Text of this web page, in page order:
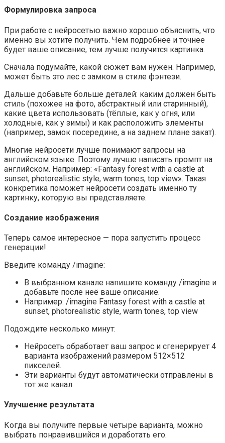
Формулировка запроса
При работе с нейросетью важно хорошо объяснить, что
именно вы хотите получить. Чем подробнее и точнее
будет ваше описание, тем лучше получится картинка.
Сначала подумайте, какой сюжет вам нужен. Например,
может быть это лес с замком в стиле фэнтези.
Дальше добавьте больше деталей: каким должен быть
стиль (похожее на фото, абстрактный или старинный),
какие цвета использовать (тёплые, как у огня, или
холодные, как у зимы) и как расположить элементы
(например, замок посередине, а на заднем плане закат).
Многие нейросети лучше понимают запросы на
английском языке. Поэтому лучше написать промпт на
английском. Например: «Fantasy forest with a castle at
sunset, photorealistic style, warm tones, top view». Такая
конкретика поможет нейросети создать именно ту
картинку, которую вы представляете.
Создание изображения
Теперь самое интересное — пора запустить процесс
генерации!
Введите команду /imagine:
В выбранном канале напишите команду /imagine и
добавьте после неё ваше описание.
Например: /imagine Fantasy forest with a castle at
sunset, photorealistic style, warm tones, top view
Подождите несколько минут:
Нейросеть обработает ваш запрос и сгенерирует 4
варианта изображений размером 512×512
пикселей.
Эти варианты будут автоматически отправлены в
тот же канал.
Улучшение результата
Когда вы получите первые четыре варианта, можно
выбрать понравившийся и доработать его.